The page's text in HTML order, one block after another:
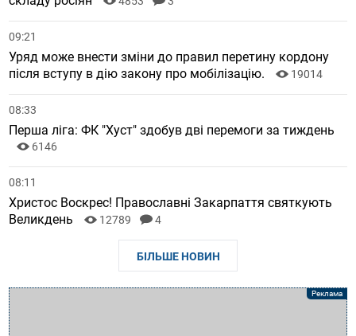
09:21
Уряд може внести зміни до правил перетину кордону
після вступу в дію закону про мобілізацію.
19014
08:33
Перша ліга: ФК "Хуст" здобув дві перемоги за тиждень
6146
08:11
Христос Воскрес! Православні Закарпаття святкують
Великдень
12789 4
БІЛЬШЕ НОВИН